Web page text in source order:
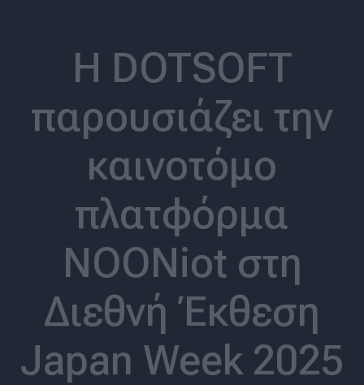
Η DOTSOFT
παρουσιάζει την
καινοτόμο
πλατφόρμα
NOONiot στη
Διεθνή Έκθεση
Japan Week 2025